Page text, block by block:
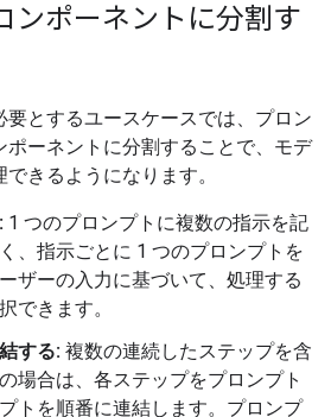
ンポーネントに分割す
とするユースケースでは、プロン
ポーネントに分割することで、モデ
きるようになります。
1 つのプロンプトに複数の指示を記
、指示ごとに 1 つのプロンプトを
ザーの入力に基づいて、処理する
できます。
する: 複数の連続したステップを含
場合は、各ステップをプロンプト
トを順番に連結します。プロンプ